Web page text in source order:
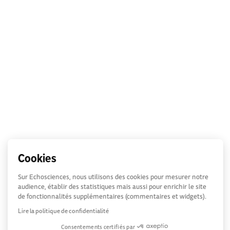
Cookies
Sur Echosciences, nous utilisons des cookies pour mesurer notre
audience, établir des statistiques mais aussi pour enrichir le site
de fonctionnalités supplémentaires (commentaires et widgets).
Lire la politique de confidentialité
Consentements certifiés par